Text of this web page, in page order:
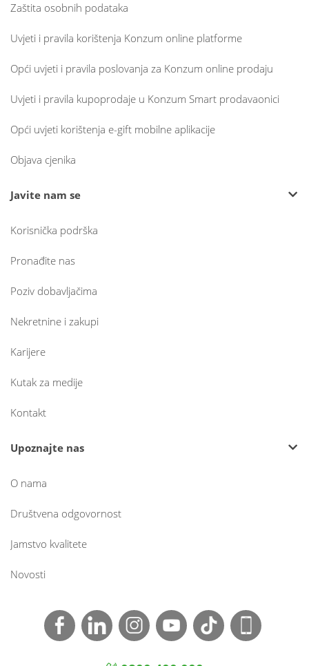
Zaštita osobnih podataka
Uvjeti i pravila korištenja Konzum online platforme
Opći uvjeti i pravila poslovanja za Konzum online prodaju
Uvjeti i pravila kupoprodaje u Konzum Smart prodavaonici
Opći uvjeti korištenja e-gift mobilne aplikacije
Objava cjenika
Javite nam se
Korisnička podrška
Pronađite nas
Poziv dobavljačima
Nekretnine i zakupi
Karijere
Kutak za medije
Kontakt
Upoznajte nas
O nama
Društvena odgovornost
Jamstvo kvalitete
Novosti